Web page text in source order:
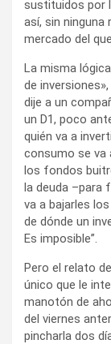
sustituidos por
así, sin
mercado del
La misma
de
dije a un
un D1, poco
quién va a
consumo se va
los fondos
la deuda –para
va a bajarles
de dónde un
Es imposible”.
Pero el relato
único que le
manotón de
del viernes
pincharla dos